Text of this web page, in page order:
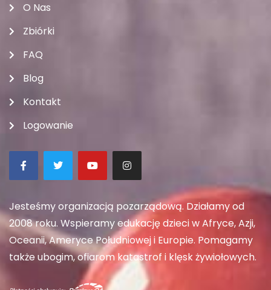
O Nas
Zbiórki
FAQ
Blog
Kontakt
Logowanie
Jesteśmy organizacją pozarządową. Działamy od
2008 roku. Wspieramy edukację dzieci w Afryce, Azji,
Oceanii, Ameryce Południowej i Europie. Pomagamy
także ubogim, ofiarom katastrof i klęsk żywiołowych.